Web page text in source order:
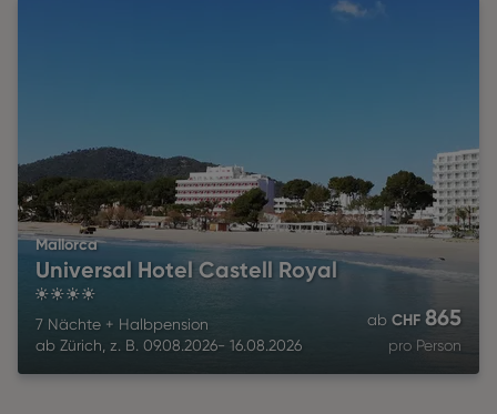
Mallorca
Universal Hotel Castell Royal
7 Nächte + Halbpension
ab Zürich z. B. 09.08.2026- 16.08.2026
ab CHF 865
pro Person